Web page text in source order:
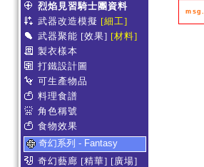
烈焰見習騎士團資料
武器改造模擬 [細工]
武器聚能 [效果] [材料]
製衣樣本
打鐵設計圖
可生產物品
料理食譜
角色稱號
食物效果
奇幻系列 - Fantasy
奇幻藝廊 [精華] [廣場]
msg.